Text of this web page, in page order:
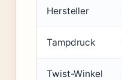
Hersteller
Tampdruck
Twist-Winkel